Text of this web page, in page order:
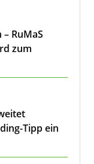
RuMaS
zum
Tipp ein